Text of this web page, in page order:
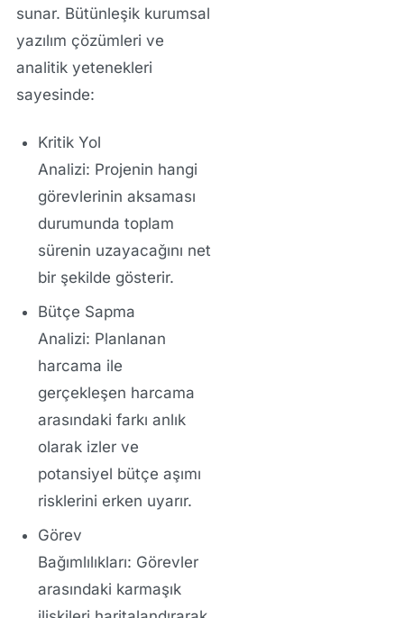
sunar. Bütünleşik kurumsal
yazılım çözümleri ve
analitik yetenekleri
sayesinde:
Kritik Yol
Analizi: Projenin hangi
görevlerinin aksaması
durumunda toplam
sürenin uzayacağını net
bir şekilde gösterir.
Bütçe Sapma
Analizi: Planlanan
harcama ile
gerçekleşen harcama
arasındaki farkı anlık
olarak izler ve
potansiyel bütçe aşımı
risklerini erken uyarır.
Görev
Bağımlılıkları: Görevler
arasındaki karmaşık